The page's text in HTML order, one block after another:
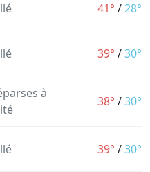
41° /28°
39° /30°
à
38° /30°
39° /30°